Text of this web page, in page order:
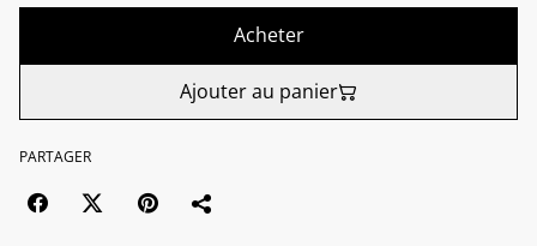
Acheter
Ajouter au panier
PARTAGER